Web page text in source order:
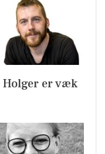
Holger er væk